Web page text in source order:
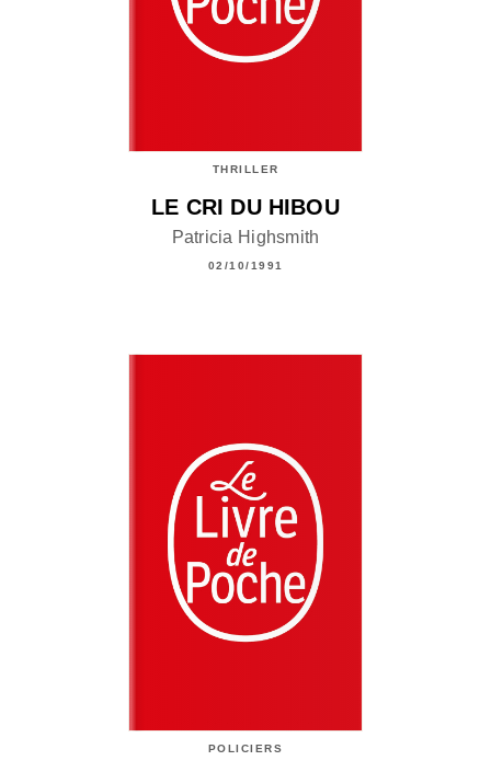
THRILLER
LE CRI DU HIBOU
Patricia Highsmith
02/10/1991
POLICIERS